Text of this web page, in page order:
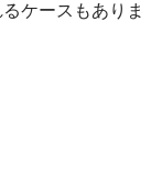
ケースもありま